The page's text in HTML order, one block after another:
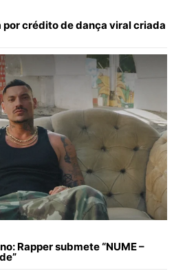
crédito de dança viral criada
Rapper submete “NUME –